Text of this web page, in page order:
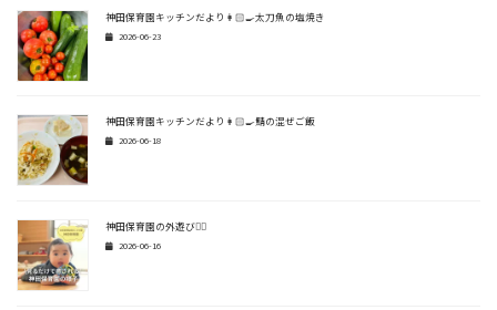
神田保育園キッチンだより👩🏻‍🍳太刀魚の塩焼き
2026-06-23
神田保育園キッチンだより👩🏻‍🍳鯖の混ぜご飯
2026-06-18
神田保育園の外遊び🏃‍♂️
2026-06-16